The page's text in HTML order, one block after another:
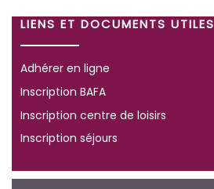
LIENS ET DOCUMENTS UTILES
Adhérer en ligne
Inscription BAFA
Inscription centre de loisirs
Inscription séjours